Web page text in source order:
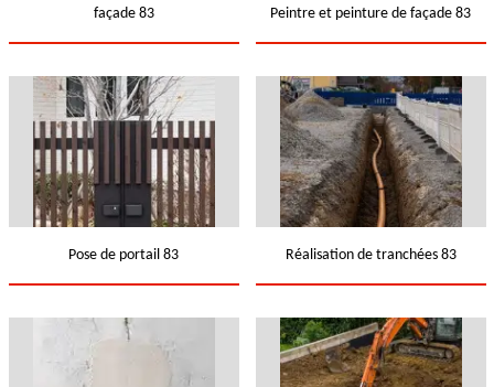
façade 83
Peintre et peinture de façade 83
Pose de portail 83 Réalisation de tranchées 83